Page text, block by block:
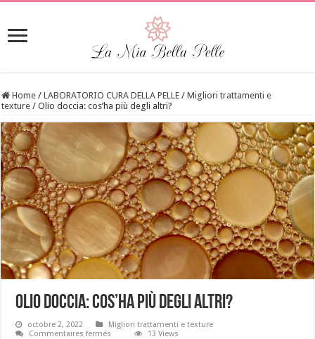
Home / LABORATORIO CURA DELLA PELLE / Migliori trattamenti e
texture / Olio doccia: cos’ha più degli altri?
Olio doccia: cos’ha più degli altri?
octobre 2, 2022
Migliori trattamenti e texture
Commentaires fermés
13 Views